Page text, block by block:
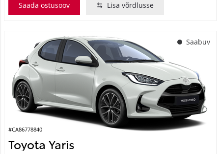
Saada ostusoov Lisa võrdlusse
Saabuv
#CA86778840
Toyota Yaris